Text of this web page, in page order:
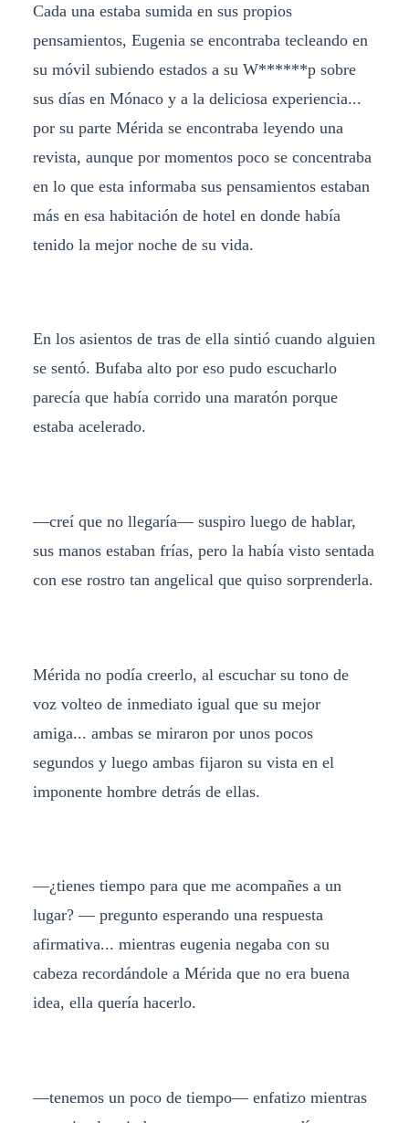
Cada una estaba sumida en sus propios
pensamientos, Eugenia se encontraba tecleando en
su móvil subiendo estados a su W******p sobre
sus días en Mónaco y a la deliciosa experiencia...
por su parte Mérida se encontraba leyendo una
revista, aunque por momentos poco se concentraba
en lo que esta informaba sus pensamientos estaban
más en esa habitación de hotel en donde había
tenido la mejor noche de su vida.
En los asientos de tras de ella sintió cuando alguien
se sentó. Bufaba alto por eso pudo escucharlo
parecía que había corrido una maratón porque
estaba acelerado.
—creí que no llegaría— suspiro luego de hablar,
sus manos estaban frías, pero la había visto sentada
con ese rostro tan angelical que quiso sorprenderla.
Mérida no podía creerlo, al escuchar su tono de
voz volteo de inmediato igual que su mejor
amiga... ambas se miraron por unos pocos
segundos y luego ambas fijaron su vista en el
imponente hombre detrás de ellas.
—¿tienes tiempo para que me acompañes a un
lugar? — pregunto esperando una respuesta
afirmativa... mientras eugenia negaba con su
cabeza recordándole a Mérida que no era buena
idea, ella quería hacerlo.
—tenemos un poco de tiempo— enfatizo mientras